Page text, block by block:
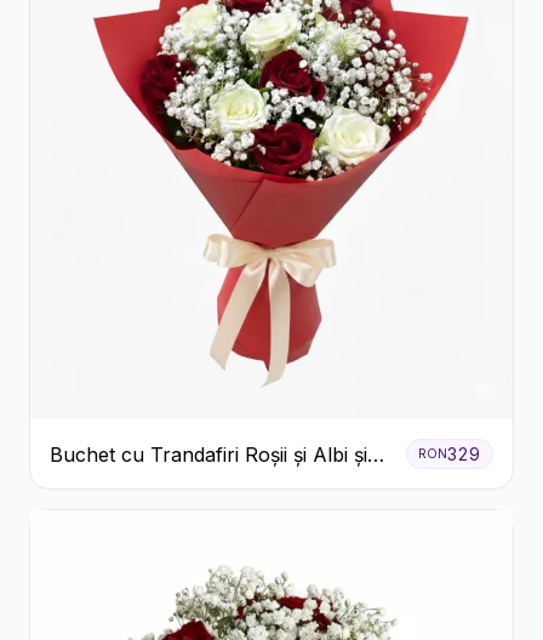
Buchet cu Trandafiri Roșii și Albi și
Gypsophila
RON329